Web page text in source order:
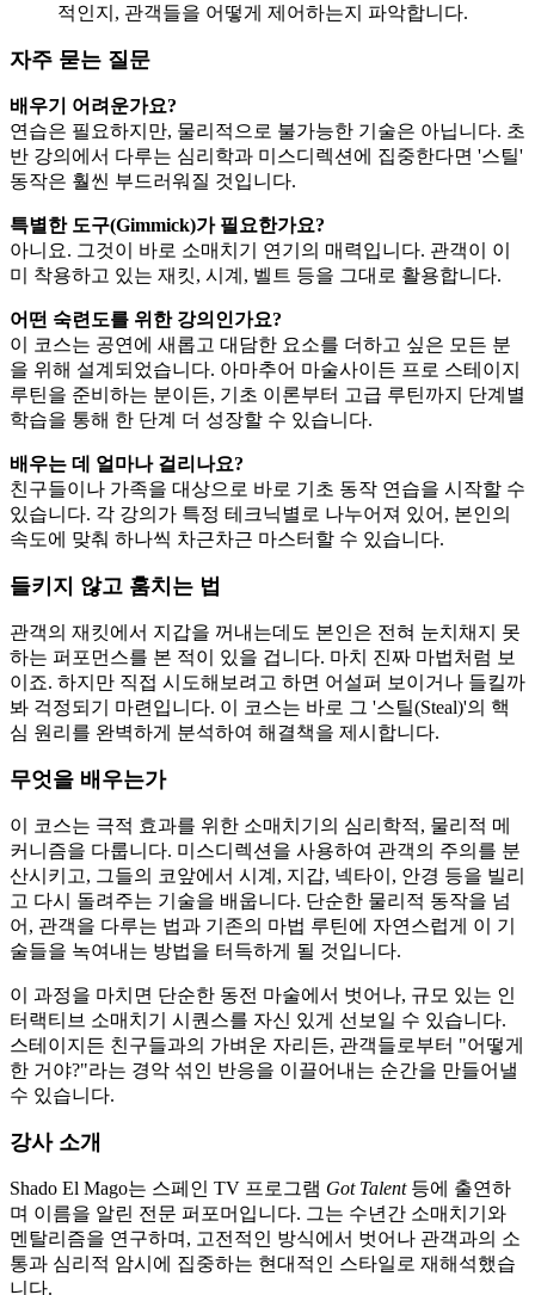
적인지, 관객들을 어떻게 제어하는지 파악합니다.
자주 묻는 질문
배우기 어려운가요?
연습은 필요하지만, 물리적으로 불가능한 기술은 아닙니다. 초
반 강의에서 다루는 심리학과 미스디렉션에 집중한다면 '스틸'
동작은 훨씬 부드러워질 것입니다.
특별한 도구(Gimmick)가 필요한가요?
아니요. 그것이 바로 소매치기 연기의 매력입니다. 관객이 이
미 착용하고 있는 재킷, 시계, 벨트 등을 그대로 활용합니다.
어떤 숙련도를 위한 강의인가요?
이 코스는 공연에 새롭고 대담한 요소를 더하고 싶은 모든 분
을 위해 설계되었습니다. 아마추어 마술사이든 프로 스테이지
루틴을 준비하는 분이든, 기초 이론부터 고급 루틴까지 단계별
학습을 통해 한 단계 더 성장할 수 있습니다.
배우는 데 얼마나 걸리나요?
친구들이나 가족을 대상으로 바로 기초 동작 연습을 시작할 수
있습니다. 각 강의가 특정 테크닉별로 나누어져 있어, 본인의
속도에 맞춰 하나씩 차근차근 마스터할 수 있습니다.
들키지 않고 훔치는 법
관객의 재킷에서 지갑을 꺼내는데도 본인은 전혀 눈치채지 못
하는 퍼포먼스를 본 적이 있을 겁니다. 마치 진짜 마법처럼 보
이죠. 하지만 직접 시도해보려고 하면 어설퍼 보이거나 들킬까
봐 걱정되기 마련입니다. 이 코스는 바로 그 '스틸(Steal)'의 핵
심 원리를 완벽하게 분석하여 해결책을 제시합니다.
무엇을 배우는가
이 코스는 극적 효과를 위한 소매치기의 심리학적, 물리적 메
커니즘을 다룹니다. 미스디렉션을 사용하여 관객의 주의를 분
산시키고, 그들의 코앞에서 시계, 지갑, 넥타이, 안경 등을 빌리
고 다시 돌려주는 기술을 배웁니다. 단순한 물리적 동작을 넘
어, 관객을 다루는 법과 기존의 마법 루틴에 자연스럽게 이 기
술들을 녹여내는 방법을 터득하게 될 것입니다.
이 과정을 마치면 단순한 동전 마술에서 벗어나, 규모 있는 인
터랙티브 소매치기 시퀀스를 자신 있게 선보일 수 있습니다.
스테이지든 친구들과의 가벼운 자리든, 관객들로부터 "어떻게
한 거야?"라는 경악 섞인 반응을 이끌어내는 순간을 만들어낼
수 있습니다.
강사 소개
Shado El Mago는 스페인 TV 프로그램 Got Talent등에 출연하
며 이름을 알린 전문 퍼포머입니다. 그는 수년간 소매치기와
멘탈리즘을 연구하며, 고전적인 방식에서 벗어나 관객과의 소
통과 심리적 암시에 집중하는 현대적인 스타일로 재해석했습
니다.